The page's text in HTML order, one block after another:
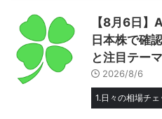
【8月6日】
日本株で確
と注目テー
2026/8/6
1.日々の相場チェ